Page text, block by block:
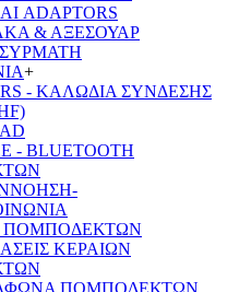
ADAPTORS
& ΑΞΕΣΟΥΑΡ
+
- ΚΑΛΩΔΙΑ ΣΥΝΔΕΣΗΣ
- BLUETOOTH
ΠΟΜΠΟΔΕΚΤΩΝ
ΚΕΡΑΙΩΝ
ΠΟΜΠΟΔΕΚΤΩΝ